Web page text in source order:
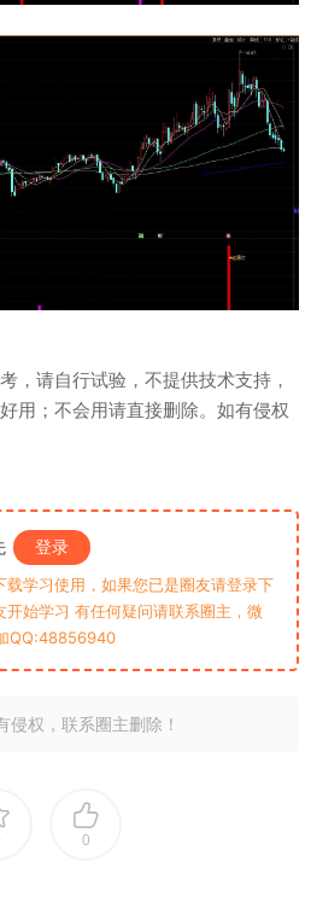
，请自行试验，不提供技术支持，
用；不会用请直接删除。如有侵权
登录
学习使用，如果您已是圈友请登录下
始学习 有任何疑问请联系圈主，微
QQ:48856940
侵权，联系圈主删除！
0